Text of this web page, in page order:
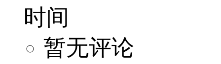
时间
暂无评论